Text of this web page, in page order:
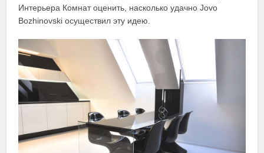
Интерьера Комнат оценить, насколько удачно Jovo
Bozhinovski осуществил эту идею.